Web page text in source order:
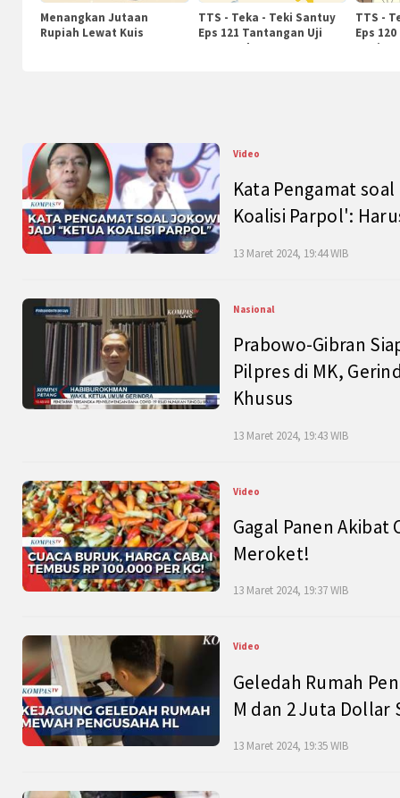
Menangkan Jutaan
Rupiah Lewat Kuis
TTS - Teka - Teki Santuy
Eps 121 Tantangan Uji
Pengetahuan
TTS -
Eps
Video
Kata Pengamat
Koalisi Parpol':
13 Maret 2024, 19:44 WIB
Nasional
Prabowo-Gibran
Pilpres di MK,
Khusus
13 Maret 2024, 19:43 WIB
Video
Gagal Panen Akibat
Meroket!
13 Maret 2024, 19:37 WIB
Video
Geledah Rumah
M dan 2 Juta Dollar
13 Maret 2024, 19:35 WIB